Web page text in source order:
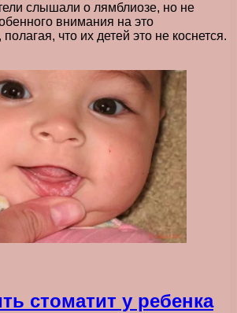
слышали о лямблиозе, но не
внимания на это
что их детей это не коснется.
стоматит у ребенка